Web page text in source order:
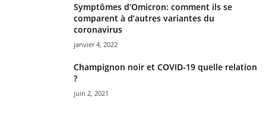
Symptômes d’Omicron: comment ils se
comparent à d’autres variantes du
coronavirus
janvier 4, 2022
Champignon noir et COVID-19 quelle relation
?
juin 2, 2021